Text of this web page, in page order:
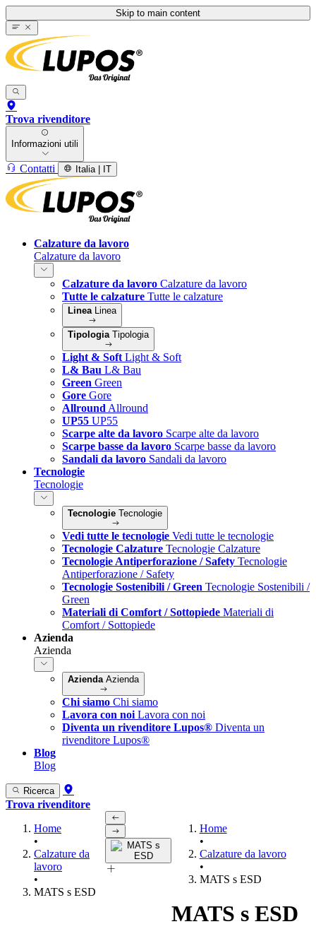
Skip to main content
Trova rivenditore
Informazioni utili
Contatti Italia | IT
Calzature da lavoro
Calzature da lavoro
Calzature da lavoro Calzature da lavoro
Tutte le calzature Tutte le calzature
Linea Linea
Tipologia Tipologia
Light & Soft Light & Soft
L& Bau L& Bau
Green Green
Gore Gore
Allround Allround
UP55 UP55
Scarpe alte da lavoro Scarpe alte da lavoro
Scarpe basse da lavoro Scarpe basse da lavoro
Sandali da lavoro Sandali da lavoro
Tecnologie
Tecnologie
Tecnologie Tecnologie
Vedi tutte le tecnologie Vedi tutte le tecnologie
Tecnologie Calzature Tecnologie Calzature
Tecnologie Antiperforazione / Safety Tecnologie
Antiperforazione / Safety
Tecnologie Sostenibili / Green Tecnologie Sostenibili /
Green
Materiali di Comfort / Sottopiede Materiali di
Comfort / Sottopiede
Azienda
Azienda
Azienda Azienda
Chi siamo Chi siamo
Lavora con noi Lavora con noi
Diventa un rivenditore Lupos® Diventa un
rivenditore Lupos®
Blog
Blog
Ricerca
Trova rivenditore
Home
•
Calzature da
lavoro
•
MATS s ESD
Home
•
Calzature da lavoro
•
MATS s ESD
MATS s ESD